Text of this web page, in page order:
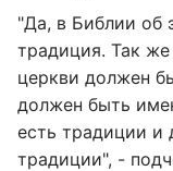
"Да, в Библии об
традиция. Так
церкви должен
должен быть
есть традиции и
традиции", -